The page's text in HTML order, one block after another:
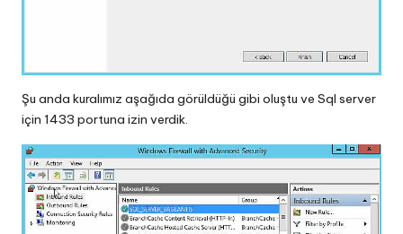
Şu anda kuralımız aşağıda görüldüğü gibi oluştu ve Sql server
için 1433 portuna izin verdik.